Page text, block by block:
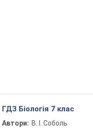
ГДЗ Біологія 7 клас
Автори: В. І. Соболь